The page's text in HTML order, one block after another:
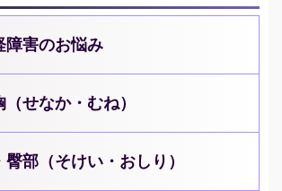
障害のお悩み
せなか・むね）
臀部（そけい・おしり）